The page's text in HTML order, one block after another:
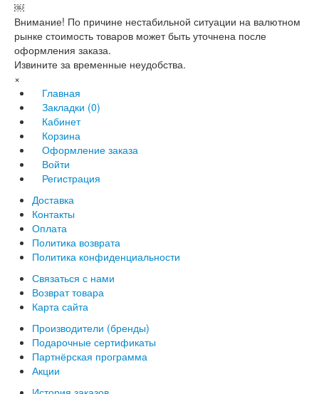
￼
Внимание! По причине нестабильной ситуации на валютном
рынке стоимость товаров может быть уточнена после
оформления заказа.
Извините за временные неудобства.
×
Главная
Закладки (0)
Кабинет
Корзина
Оформление заказа
Войти
Регистрация
Доставка
Контакты
Оплата
Политика возврата
Политика конфиденциальности
Связаться с нами
Возврат товара
Карта сайта
Производители (бренды)
Подарочные сертификаты
Партнёрская программа
Акции